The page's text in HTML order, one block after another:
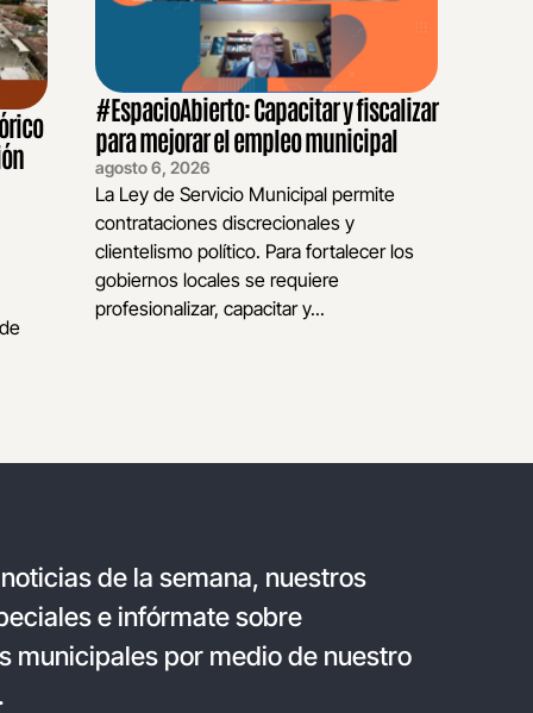
#EspacioAbierto: Capacitar y fiscalizar
para mejorar el empleo municipal
agosto 6, 2026
La Ley de Servicio Municipal permite
contrataciones discrecionales y
clientelismo político. Para fortalecer los
gobiernos locales se requiere
profesionalizar, capacitar y...
de la semana, nuestros
e infórmate sobre
municipales por medio de nuestro